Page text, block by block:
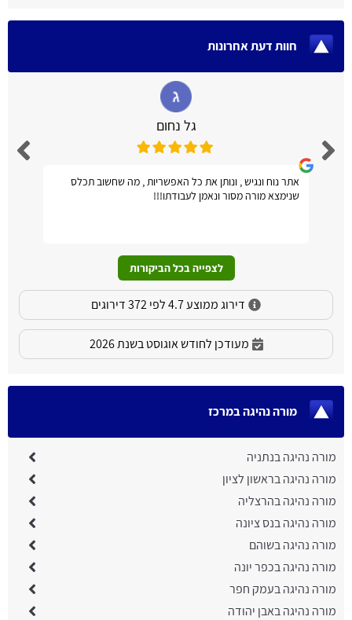
חוות דעת אחרונות
גל נחום
אתר נוח ונגיש , ונותן את כל האפשריות , מה שחשוב תכלס
שנימצא מורה מסור ונאמן לעבודתו!!!
לצפייה בכל הביקורות
דירוג ממוצע 4.7 לפי 372 דירוגים
מעודכן לחודש אוגוסט בשנת 2026
מורה נהיגה במרכז
מורה נהיגה בנתניה
מורה נהיגה בראשון לציון
מורה נהיגה בהרצליה
מורה נהיגה בנס ציונה
מורה נהיגה בשוהם
מורה נהיגה בכפר יונה
מורה נהיגה בעמק חפר
מורה נהיגה באבן יהודה